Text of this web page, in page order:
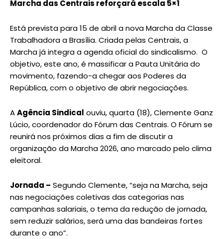
Marcha das Centrais reforçará escala 5×1
Está prevista para 15 de abril a nova Marcha da Classe
Trabalhadora a Brasília. Criada pelas Centrais, a
Marcha já integra a agenda oficial do sindicalismo. O
objetivo, este ano, é massificar a Pauta Unitária do
movimento, fazendo-a chegar aos Poderes da
República, com o objetivo de abrir negociações.
AAgência Sindical ouviu, quarta (18), Clemente Ganz
Lúcio, coordenador do Fórum das Centrais. O Fórum se
reunirá nos próximos dias a fim de discutir a
organização da Marcha 2026, ano marcado pelo clima
eleitoral.
Jornada – Segundo Clemente, “seja na Marcha, seja
nas negociações coletivas das categorias nas
campanhas salariais, o tema da redução de jornada,
sem reduzir salários, será uma das bandeiras fortes
durante o ano”.